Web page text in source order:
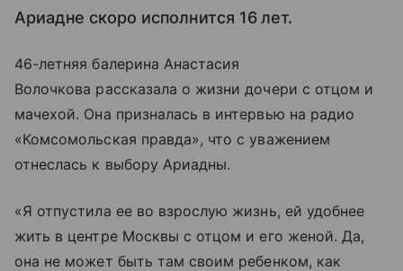
Ариадне скоро исполнится 16 лет.
46-летняя балерина Анастасия
Волочкова рассказала о жизни дочери с отцом и
мачехой. Она призналась в интервью на радио
«Комсомольская правда», что с уважением
отнеслась к выбору Ариадны.
«Я отпустила ее во взрослую жизнь, ей удобнее
жить в центре Москвы с отцом и его женой. Да,
она не может быть там своим ребенком, как